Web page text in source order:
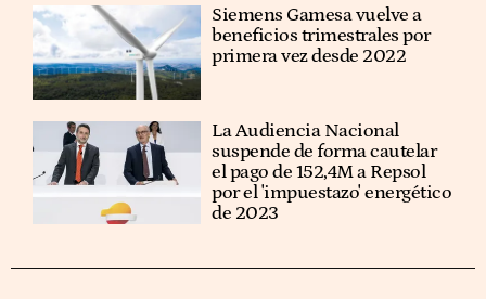
Siemens Gamesa vuelve a
beneficios trimestrales por
primera vez desde 2022
La Audiencia Nacional
suspende de forma cautelar
el pago de 152,4M a Repsol
por el 'impuestazo' energético
de 2023